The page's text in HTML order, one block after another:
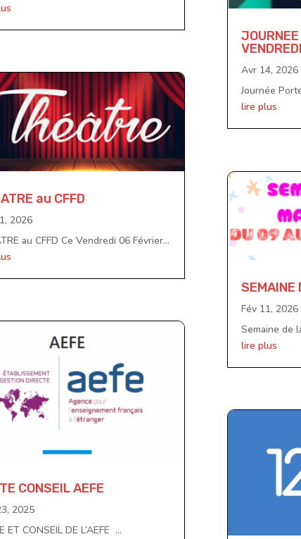
au CFFD
2026
au CFFD Ce Vendredi 06 Février...
CONSEIL AEFE
2025
ET CONSEIL DE L’AEFE ...
Avr 14, 2026
Journée
lire plus
SEMAINE
Fév 11, 2026
Semaine de
lire plus